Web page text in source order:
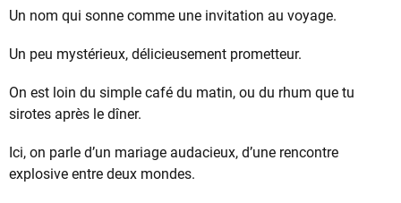
Un nom qui sonne comme une invitation au voyage.
Un peu mystérieux, délicieusement prometteur.
On est loin du simple café du matin, ou du rhum que tu
sirotes après le dîner.
Ici, on parle d’un mariage audacieux, d’une rencontre
explosive entre deux mondes.